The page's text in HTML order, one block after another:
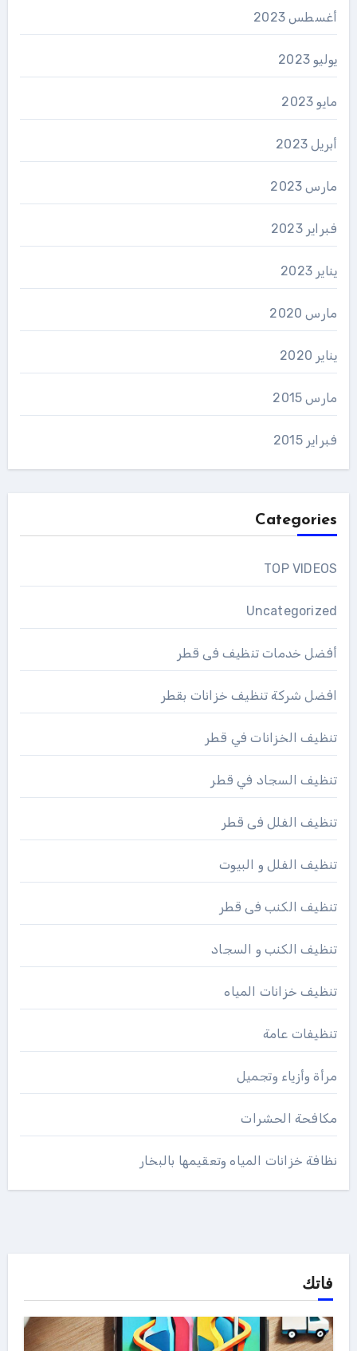
أغسطس 2023
يوليو 2023
مايو 2023
أبريل 2023
مارس 2023
فبراير 2023
يناير 2023
مارس 2020
يناير 2020
مارس 2015
فبراير 2015
Categories
TOP VIDEOS
Uncategorized
أفضل خدمات تنظيف فى قطر
افضل شركة تنظيف خزانات بقطر
تنظيف الخزانات في قطر
تنظيف السجاد في قطر
تنظيف الفلل فى قطر
تنظيف الفلل و البيوت
تنظيف الكنب فى قطر
تنظيف الكنب و السجاد
تنظيف خزانات المياه
تنظيفات عامة
مرأة وأزياء وتجميل
مكافحة الحشرات
نظافة خزانات المياه وتعقيمها بالبخار
فاتك